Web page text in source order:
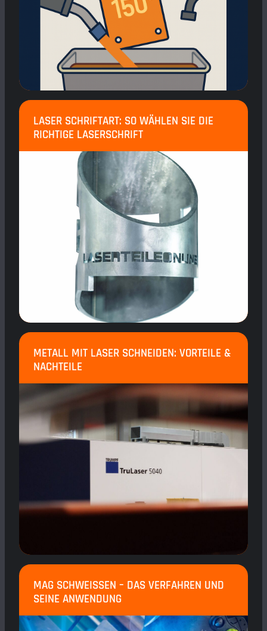
LASER SCHRIFTART: SO WÄHLEN SIE DIE
RICHTIGE LASERSCHRIFT
METALL MIT LASER SCHNEIDEN: VORTEILE &
NACHTEILE
MAG SCHWEISSEN – DAS VERFAHREN UND S
EINE ANWENDUNG